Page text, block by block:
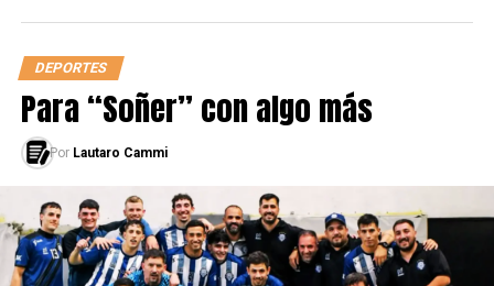
DEPORTES
Para “Soñer” con algo más
Por Lautaro Cammi